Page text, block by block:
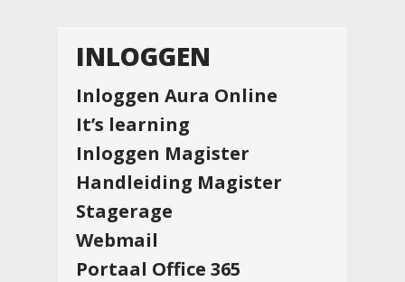
INLOGGEN
Inloggen Aura Online
It’s learning
Inloggen Magister
Handleiding Magister
Stagerage
Webmail
Portaal Office 365